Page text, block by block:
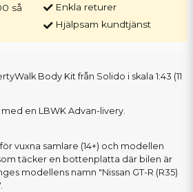
så
Enkla returer
Hjälpsam kundtjänst
Body Kit från Solido i skala 1:43 (11
en LBWK Advan-livery.
vuxna samlare (14+) och modellen
täcker en bottenplatta där bilen är
modellens namn "Nissan GT-R (R35)